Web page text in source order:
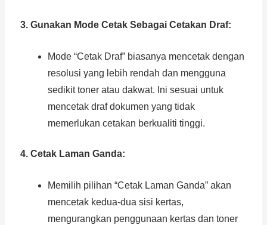
3. Gunakan Mode Cetak Sebagai Cetakan Draf:
Mode “Cetak Draf” biasanya mencetak dengan
resolusi yang lebih rendah dan mengguna
sedikit toner atau dakwat. Ini sesuai untuk
mencetak draf dokumen yang tidak
memerlukan cetakan berkualiti tinggi.
4. Cetak Laman Ganda:
Memilih pilihan “Cetak Laman Ganda” akan
mencetak kedua-dua sisi kertas,
mengurangkan penggunaan kertas dan toner